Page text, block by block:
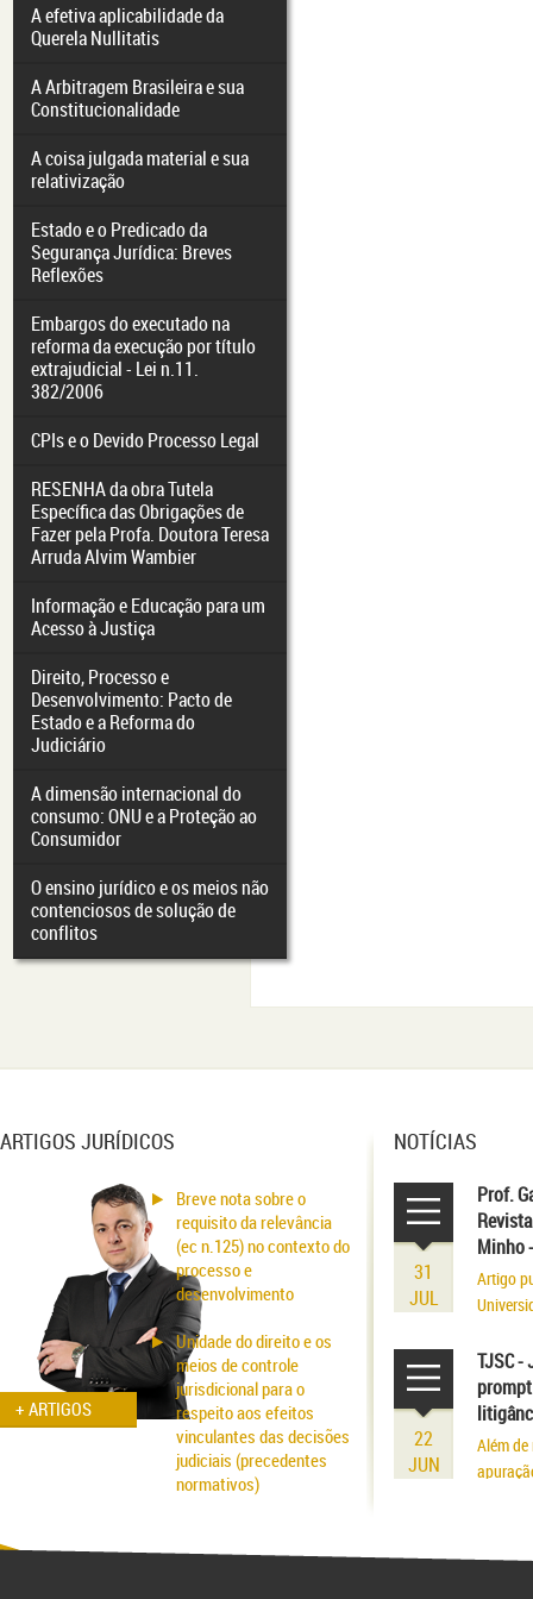
A efetiva aplicabilidade da
Querela Nullitatis
A Arbitragem Brasileira e sua
Constitucionalidade
A coisa julgada material e sua
relativização
Estado e o Predicado da
Segurança Jurídica: Breves
Reflexões
Embargos do executado na
reforma da execução por título
extrajudicial - Lei n.11.
382/2006
CPIs e o Devido Processo Legal
RESENHA da obra Tutela
Específica das Obrigações de
Fazer pela Profa. Doutora Teresa
Arruda Alvim Wambier
Informação e Educação para um
Acesso à Justiça
Direito, Processo e
Desenvolvimento: Pacto de
Estado e a Reforma do
Judiciário
A dimensão internacional do
consumo: ONU e a Proteção ao
Consumidor
O ensino jurídico e os meios não
contenciosos de solução de
conflitos
ARTIGOS JURÍDICOS
+ ARTIGOS
Breve nota sobre o
requisito da relevância
(ec n.125) no contexto do
processo e
desenvolvimento
Unidade do direito e os
meios de controle
jurisdicional para o
respeito aos efeitos
vinculantes das decisões
judiciais (precedentes
normativos)
fraude patrimonial: da
NOTÍCIAS
31
JUL
Prof.
Minho
Artigo
22
JUN
TJSC -
Além